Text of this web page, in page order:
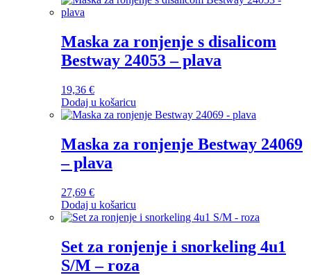
Maska za ronjenje s disalicom
Bestway 24053 – plava
19,36 €
Dodaj u košaricu
Maska za ronjenje Bestway 24069
– plava
27,69 €
Dodaj u košaricu
Set za ronjenje i snorkeling 4u1
S/M – roza